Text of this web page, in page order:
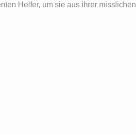
Helfer, um sie aus ihrer misslichen